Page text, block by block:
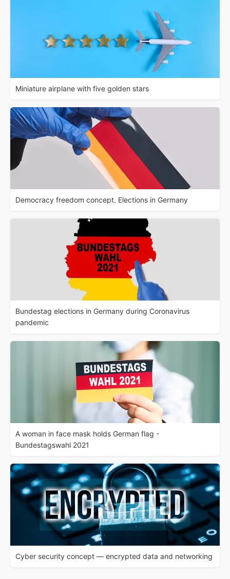
Miniature airplane with five golden stars
Democracy freedom concept. Elections in Germany
Bundestag elections in Germany during Coronavirus
pandemic
A woman in face mask holds German flag -
Bundestagswahl 2021
Cyber security concept — encrypted data and networking